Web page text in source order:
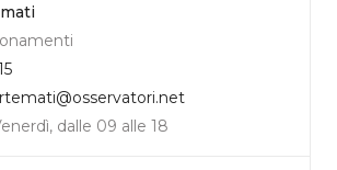
dalle 09 alle 18